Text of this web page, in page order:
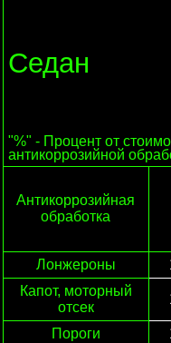
Седан
"%" - Процент от
антикоррозийной
Антикоррозийная
обработка
Лонжероны
Капот, моторный
отсек
Пороги